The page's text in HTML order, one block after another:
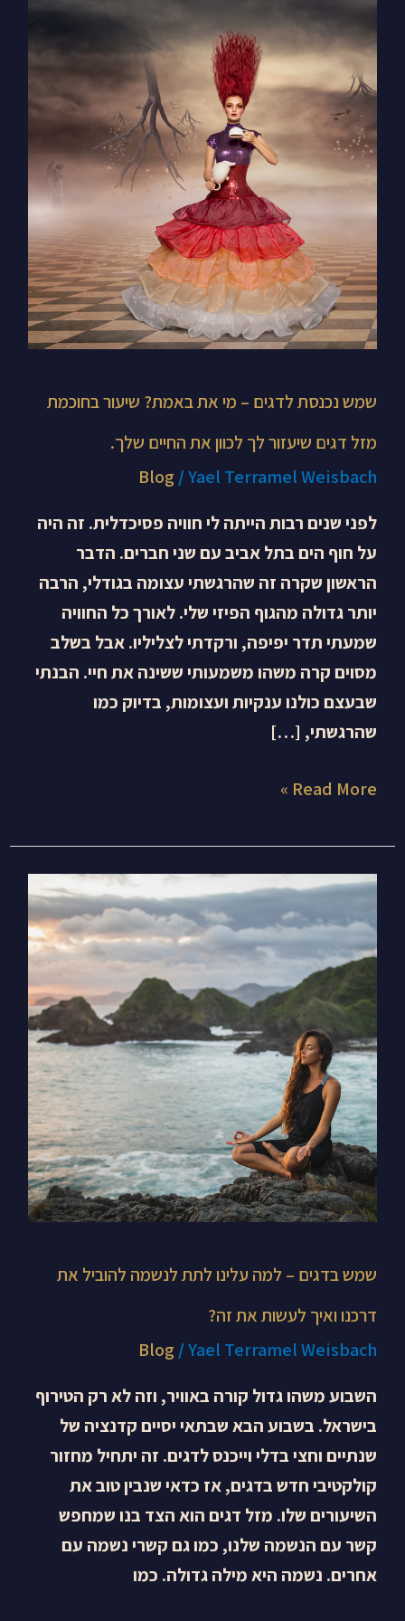
שמש נכנסת לדגים – מי את באמת? שיעור בחוכמת
מזל דגים שיעזור לך לכוון את החיים שלך.
Blog /Yael Terramel Weisbach
לפני שנים רבות הייתה לי חוויה פסיכדלית. זה היה
על חוף הים בתל אביב עם שני חברים. הדבר
הראשון שקרה זה שהרגשתי עצומה בגודלי, הרבה
יותר גדולה מהגוף הפיזי שלי. לאורך כל החוויה
שמעתי תדר יפיפה, ורקדתי לצליליו. אבל בשלב
מסוים קרה משהו משמעותי ששינה את חיי. הבנתי
שבעצם כולנו ענקיות ועצומות, בדיוק כמו
שהרגשתי, […]
שמש
נכנסת
לדגים
–
מי
את
באמת?
שיעור
בחוכמת
מזל
דגים
שיעזור
לכוון
שלך.
Read More »
שמש בדגים – למה עלינו לתת לנשמה להוביל את
דרכנו ואיך לעשות את זה?
Blog /Yael Terramel Weisbach
השבוע משהו גדול קורה באוויר, וזה לא רק הטירוף
בישראל. בשבוע הבא שבתאי יסיים קדנציה של
שנתיים וחצי בדלי וייכנס לדגים. זה יתחיל מחזור
קולקטיבי חדש בדגים, אז כדאי שנבין טוב את
השיעורים שלו. מזל דגים הוא הצד בנו שמחפש
קשר עם הנשמה שלנו, כמו גם קשרי נשמה עם
אחרים. נשמה היא מילה גדולה. כמו
שמש
בדגים
–
למה
עלינו
לתת
לנשמה
להוביל
את
דרכנו
ואיך
לעשות
זה?